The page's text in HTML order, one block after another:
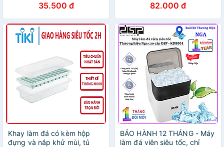
35.500 đ 82.000 đ
Khay làm đá có kèm hộp
đựng và nắp khử mùi, tủ
BẢO HÀNH 12 THÁNG - Máy
làm đá viên siêu tốc, chỉ